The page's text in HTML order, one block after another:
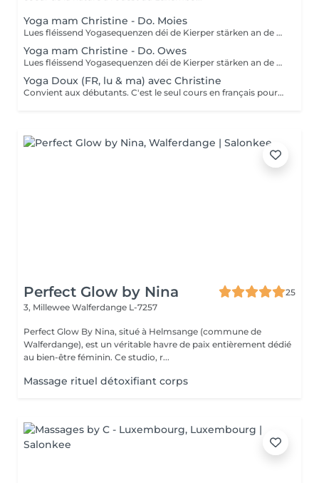
Yoga mam Christine - Do. Moies
Lues fléissend Yogasequenzen déi de Kierper stärken an de Geescht entspanen. Fir Leit mat Yogaerfahrung an Ufänger.
Yoga mam Christine - Do. Owes
Lues fléissend Yogasequenzen déi de Kierper stärken an de Geescht entspanen. Fir Leit mat Yogaerfahrung an Ufänger.
Yoga Doux (FR, lu & ma) avec Christine
Convient aux débutants. C'est le seul cours en français pour le moment. Ce cours est composé d'exercices de mobilisation et de respiration, de postures de yoga simples et douces pour les articulations, les mouvements sont effectués lentement. Nous utilisons des briques, des coussins ou des chaises pour rendre certaines postures plus accessibles.
Perfect Glow by Nina
25
3, Millewee Walferdange L-7257
Perfect Glow By Nina, situé à Helmsange (commune de
Walferdange), est un véritable havre de paix entièrement dédié
au bien-être féminin. Ce studio, r...
Massage rituel détoxifiant corps